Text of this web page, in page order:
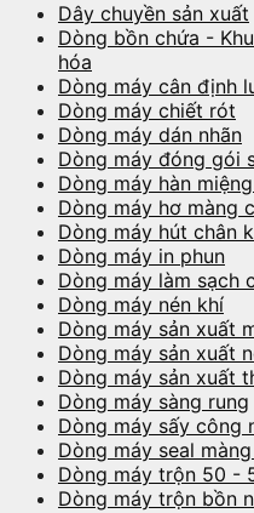
Dây chuyền sản xuất
Dòng bồn chứa -
hóa
Dòng máy cân định
Dòng máy chiết rót
Dòng máy dán nhãn
Dòng máy đóng gói
Dòng máy hàn
Dòng máy hơ màng
Dòng máy hút chân
Dòng máy in phun
Dòng máy làm sạch
Dòng máy nén khí
Dòng máy sản xuất
Dòng máy sản xuất
Dòng máy sản xuất
Dòng máy sàng rung
Dòng máy sấy công
Dòng máy seal
Dòng máy trộn 50 -
Dòng máy trộn bồn